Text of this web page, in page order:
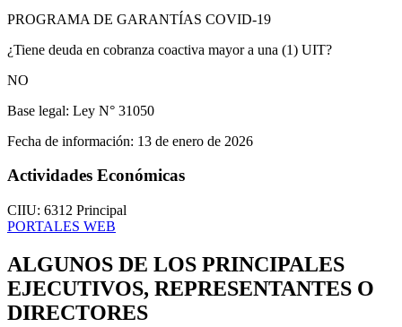
PROGRAMA DE GARANTÍAS COVID-19
¿Tiene deuda en cobranza coactiva mayor a una (1) UIT?
NO
Base legal: Ley N° 31050
Fecha de información: 13 de enero de 2026
Actividades Económicas
CIIU: 6312 Principal
PORTALES WEB
ALGUNOS DE LOS PRINCIPALES
EJECUTIVOS, REPRESENTANTES O
DIRECTORES